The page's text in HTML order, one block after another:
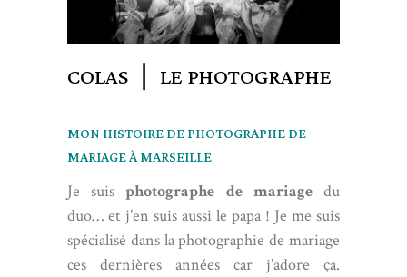
COLAS ❘ LE PHOTOGRAPHE
MON HISTOIRE DE PHOTOGRAPHE DE
MARIAGE À MARSEILLE
Je suisphotographe de mariagedu
duo… et j’en suis aussi le papa ! Je me suis
spécialisé dans la photographie de mariage
ces dernières années car j’adore ça.